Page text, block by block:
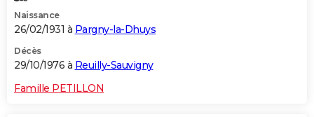
Naissance
26/02/1931 à Pargny-la-Dhuys
Décès
29/10/1976 à Reuilly-Sauvigny
Famille PETILLON